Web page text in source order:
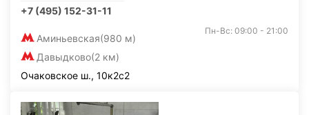
+7 (495) 152-31-11
Аминьевская(980 м)
Давыдково(2 км)
Пн-Вс: 09:00 - 21:00
Очаковское ш., 10к2с2